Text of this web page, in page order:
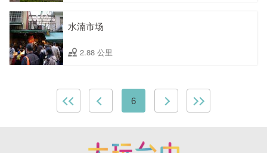
水湳市场
2.88 公里
6